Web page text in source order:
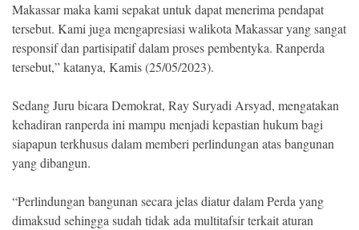
Makassar maka kami sepakat untuk dapat menerima pendapat
tersebut. Kami juga mengapresiasi walikota Makassar yang sangat
responsif dan partisipatif dalam proses pembentyka. Ranperda
tersebut,” katanya, Kamis (25/05/2023).
Sedang Juru bicara Demokrat, Ray Suryadi Arsyad, mengatakan
kehadiran ranperda ini mampu menjadi kepastian hukum bagi
siapapun terkhusus dalam memberi perlindungan atas bangunan
yang dibangun.
“Perlindungan bangunan secara jelas diatur dalam Perda yang
dimaksud sehingga sudah tidak ada multitafsir terkait aturan